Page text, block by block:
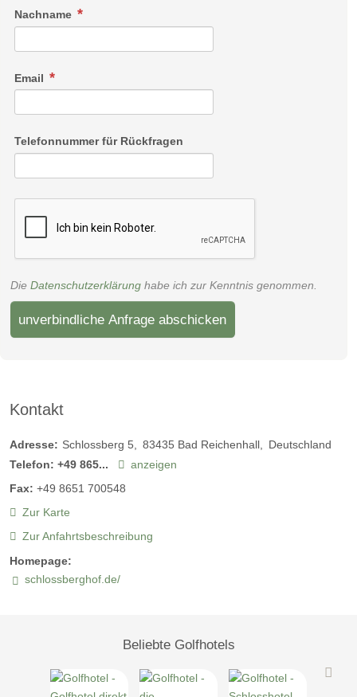
Nachname
Email
Telefonnummer für Rückfragen
Die Datenschutzerklärung habe ich zur Kenntnis genommen.
unverbindliche Anfrage abschicken
Kontakt
Adresse: Schlossberg 5 83435 Bad Reichenhall
Deutschland
Telefon: +49 865...
anzeigen
Fax: +49 8651 700548
Zur Karte
Zur Anfahrtsbeschreibung
Homepage:
schlossberghof.de/
Beliebte Golfhotels